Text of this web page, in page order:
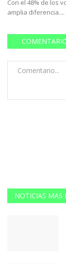
Con el 48% de los
amplia diferencia....
NOTICIAS MAS